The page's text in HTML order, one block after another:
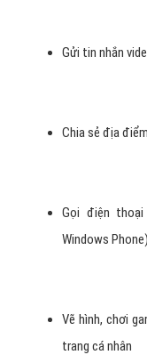
Gửi tin nhắn
Chia sẻ địa
Gọi điện
Windows Phone)
Vẽ hình, chơi
trang cá nhân